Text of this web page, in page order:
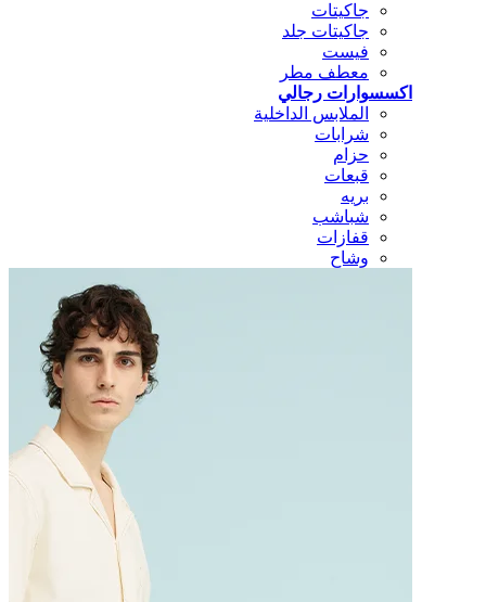
جاكيتات
جاكيتات جلد
فيست
معطف مطر
اكسسوارات رجالي
الملابس الداخلية
شرابات
حزام
قبعات
بريه
شباشب
قفازات
وشاح